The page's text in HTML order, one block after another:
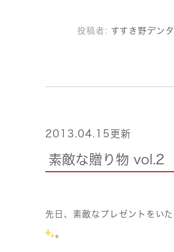
投稿者: すすき野デン
2013.04.15更新
素敵な贈り物 vol.2
先日、素敵なプレゼントをい
。